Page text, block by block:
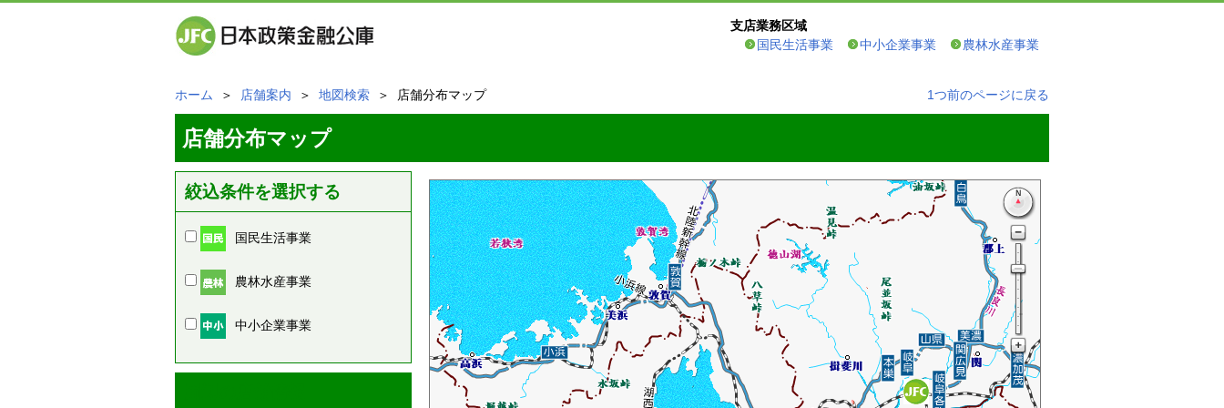
支店業務区域
国民生活事業
中小企業事業 農林水産事業
ホーム ＞ 店舗案内 ＞ 地図検索 ＞ 店舗分布マップ 1つ前のページに戻る
店舗分布マップ
絞込条件を選択する
国民生活事業
農林水産事業
中小企業事業